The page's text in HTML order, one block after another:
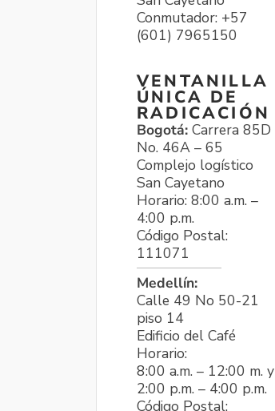
Conmutador: +57
(601) 7965150
VENTANILLA
ÚNICA DE
RADICACIÓN
Bogotá: Carrera 85D
No. 46A – 65
Complejo logístico
San Cayetano
Horario: 8:00 a.m. –
4:00 p.m.
Código Postal:
111071
Medellín:
Calle 49 No 50-21
piso 14
Edificio del Café
Horario:
8:00 a.m. – 12:00 m. y
2:00 p.m. – 4:00 p.m.
Código Postal: